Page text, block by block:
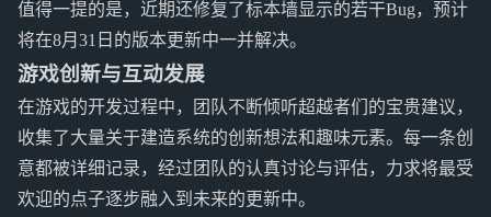
值得一提的是，近期还修复了标本墙显示的若干Bug，预计
将在8月31日的版本更新中一并解决。
游戏创新与互动发展
在游戏的开发过程中，团队不断倾听超越者们的宝贵建议，
收集了大量关于建造系统的创新想法和趣味元素。每一条创
意都被详细记录，经过团队的认真讨论与评估，力求将最受
欢迎的点子逐步融入到未来的更新中。